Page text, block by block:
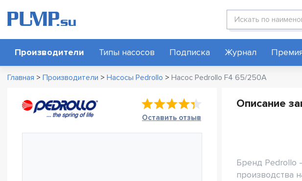
Поиск по каталогу
Производители Типы насосов Подписка Журнал
Главная > Производители > Насосы Pedrollo > Насос Pedrollo F4 65/250A
Оставить отзыв
Описание
Бренд Pedrollo
производства